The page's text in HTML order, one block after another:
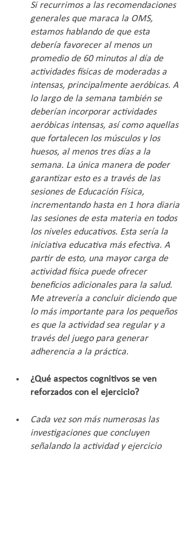
Si recurrimos a las recomendaciones
generales que maraca la OMS,
estamos hablando de que esta
debería favorecer al menos un
promedio de 60 minutos al día de
actividades físicas de moderadas a
intensas, principalmente aeróbicas. A
lo largo de la semana también se
deberían incorporar actividades
aeróbicas intensas, así como aquellas
que fortalecen los músculos y los
huesos, al menos tres días a la
semana. La única manera de poder
garantizar esto es a través de las
sesiones de Educación Física,
incrementando hasta en 1 hora diaria
las sesiones de esta materia en todos
los niveles educativos. Esta sería la
iniciativa educativa más efectiva. A
partir de esto, una mayor carga de
actividad física puede ofrecer
beneficios adicionales para la salud.
Me atrevería a concluir diciendo que
lo más importante para los pequeños
es que la actividad sea regular y a
través del juego para generar
adherencia a la práctica.
¿Qué aspectos cognitivos se ven
reforzados con el ejercicio?
Cada vez son más numerosas las
investigaciones que concluyen
señalando la actividad y ejercicio